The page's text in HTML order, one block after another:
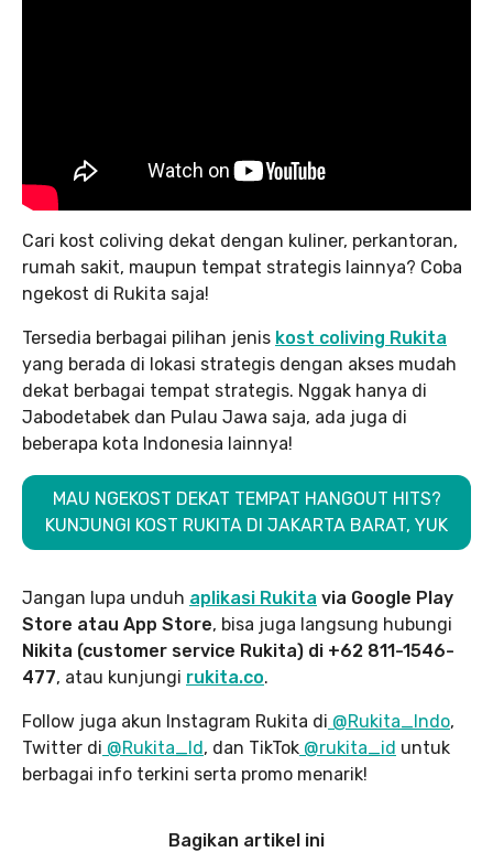
Cari kost coliving dekat dengan kuliner, perkantoran,
rumah sakit, maupun tempat strategis lainnya? Coba
ngekost di Rukita saja!
Tersedia berbagai pilihan jenis kost coliving Rukita
yang berada di lokasi strategis dengan akses mudah
dekat berbagai tempat strategis. Nggak hanya di
Jabodetabek dan Pulau Jawa saja, ada juga di
beberapa kota Indonesia lainnya!
MAU NGEKOST DEKAT TEMPAT HANGOUT HITS?
KUNJUNGI KOST RUKITA DI JAKARTA BARAT, YUK
Jangan lupa unduh aplikasi Rukita via Google Play
Store atau App Store, bisa juga langsung hubungi
Nikita (customer service Rukita) di +62 811-1546-
477, atau kunjungi rukita.co.
Follow juga akun Instagram Rukita di @Rukita_Indo,
Twitter di @Rukita_Id, dan TikTok @rukita_id untuk
berbagai info terkini serta promo menarik!
Bagikan artikel ini